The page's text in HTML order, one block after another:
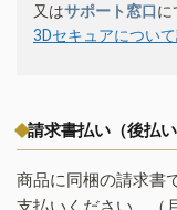
又はサポート窓口に
3Dセキュアについ
請求書払い（後払い
商品に同梱の請求書